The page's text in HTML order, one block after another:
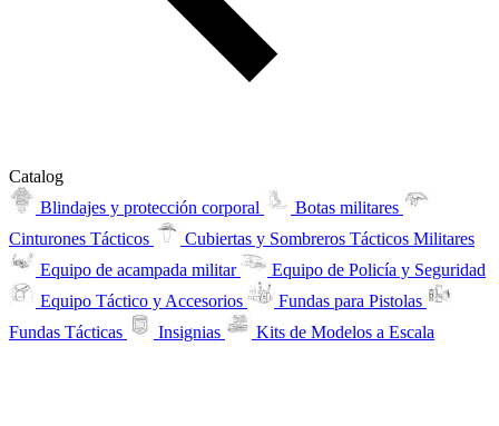
Catalog
Blindajes y protección corporal
Botas militares
Cinturones Tácticos
Cubiertas y Sombreros Tácticos Militares
Equipo de acampada militar
Equipo de Policía y Seguridad
Equipo Táctico y Accesorios
Fundas para Pistolas
Fundas Tácticas
Insignias Kits de Modelos a Escala